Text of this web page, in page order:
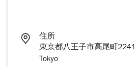
住所
東京都八王子市高尾町2241
Tokyo